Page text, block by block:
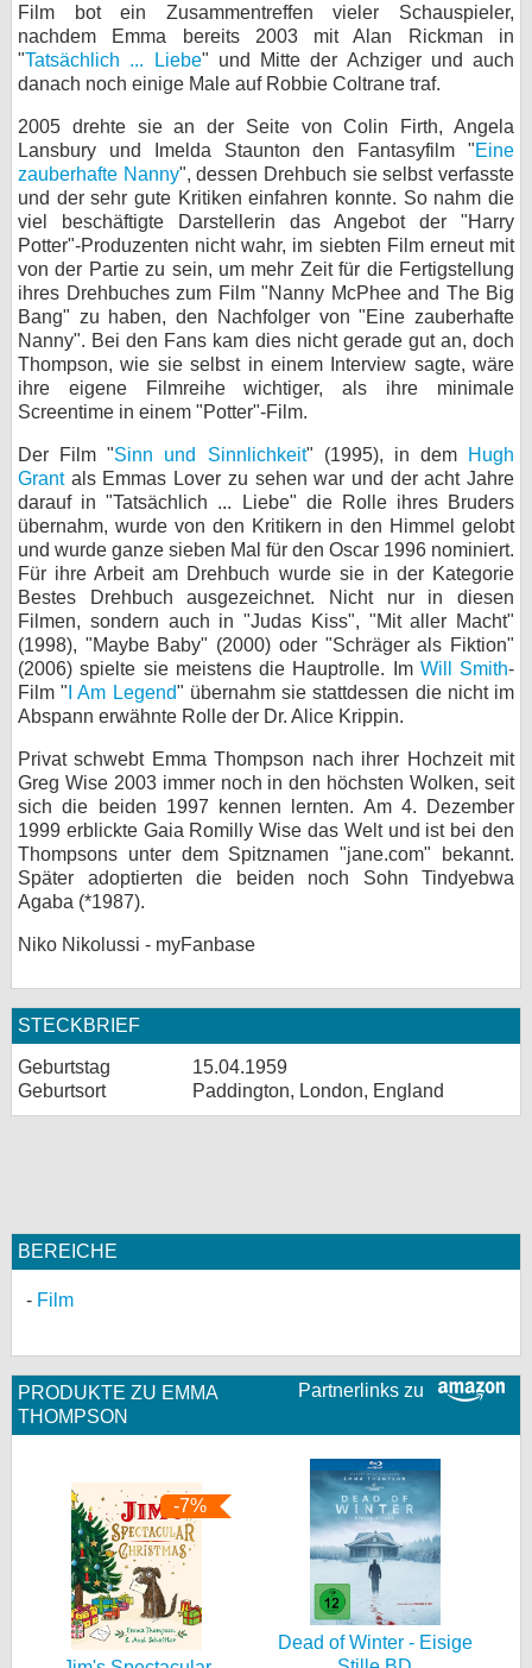
Film bot ein Zusammentreffen vieler Schauspieler,
nachdem Emma bereits 2003 mit Alan Rickman in
"Tatsächlich ... Liebe" und Mitte der Achziger und auch
danach noch einige Male auf Robbie Coltrane traf.
2005 drehte sie an der Seite von Colin Firth, Angela
Lansbury und Imelda Staunton den Fantasyfilm "Eine
zauberhafte Nanny", dessen Drehbuch sie selbst verfasste
und der sehr gute Kritiken einfahren konnte. So nahm die
viel beschäftigte Darstellerin das Angebot der "Harry
Potter"-Produzenten nicht wahr, im siebten Film erneut mit
von der Partie zu sein, um mehr Zeit für die Fertigstellung
ihres Drehbuches zum Film "Nanny McPhee and The Big
Bang" zu haben, den Nachfolger von "Eine zauberhafte
Nanny". Bei den Fans kam dies nicht gerade gut an, doch
Thompson, wie sie selbst in einem Interview sagte, wäre
ihre eigene Filmreihe wichtiger, als ihre minimale
Screentime in einem "Potter"-Film.
Der Film "Sinn und Sinnlichkeit" (1995), in dem
Hugh
Grantals Emmas Lover zu sehen war und der acht Jahre
darauf in "Tatsächlich ... Liebe" die Rolle ihres Bruders
übernahm, wurde von den Kritikern in den Himmel gelobt
und wurde ganze sieben Mal für den Oscar 1996 nominiert.
Für ihre Arbeit am Drehbuch wurde sie in der Kategorie
Bestes Drehbuch ausgezeichnet. Nicht nur in diesen
Filmen, sondern auch in "Judas Kiss", "Mit aller Macht"
(1998), "Maybe Baby" (2000) oder "Schräger als Fiktion"
(2006) spielte sie meistens die Hauptrolle. Im Will Smith-
Film " I Am Legend" übernahm sie stattdessen die nicht im
Abspann erwähnte Rolle der Dr. Alice Krippin.
Privat schwebt Emma Thompson nach ihrer Hochzeit mit
Greg Wise 2003 immer noch in den höchsten Wolken, seit
sich die beiden 1997 kennen lernten. Am 4. Dezember
1999 erblickte Gaia Romilly Wise das Welt und ist bei den
Thompsons unter dem Spitznamen "jane.com" bekannt.
Später adoptierten die beiden noch Sohn Tindyebwa
Agaba (*1987).
Niko Nikolussi - myFanbase
STECKBRIEF
Geburtstag
15.04.1959
Geburtsort
Paddington, London, England
BEREICHE
Film
Partnerlinks zu
PRODUKTE ZU EMMA
THOMPSON
-7%
Dead of Winter - Eisige